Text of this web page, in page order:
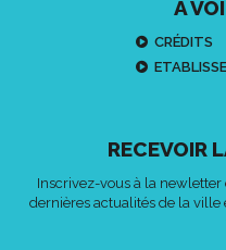
À
CRÉDITS
RECEVOIR
Inscrivez-vous à la
dernières actualités de la ville